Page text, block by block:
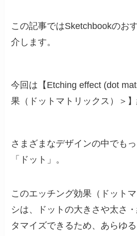
この記事ではSketchbookのお
介します。
今回は【Etching effect (dot
果（ドットマトリックス）＞】
さまざまなデザインの中でも
「ドット」。
このエッチング効果（ドット
シは、ドットの大きさや太さ
タマイズできるため、あらゆ